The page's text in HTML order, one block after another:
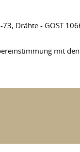
Drähte - GOST
mit